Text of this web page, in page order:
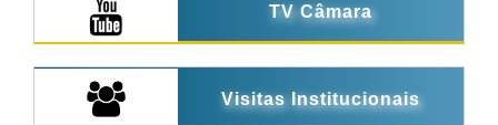
TV Câmara
Visitas Institucionais